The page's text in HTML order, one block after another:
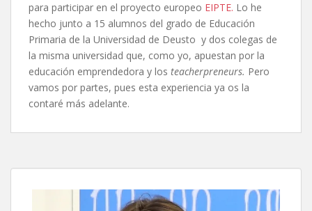
para participar en el proyecto europeo EIPTE. Lo he
hecho junto a 15 alumnos del grado de Educación
Primaria de la Universidad de Deusto y dos colegas de
la misma universidad que, como yo, apuestan por la
educación emprendedora y los teacherpreneurs. Pero
vamos por partes, pues esta experiencia ya os la
contaré más adelante.